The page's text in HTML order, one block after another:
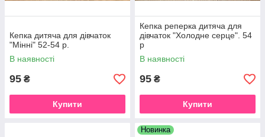
Кепка дитяча для дівчаток
"Мінні" 52-54 р.
В наявності
95 ₴
Купити
Кепка реперка дитяча для
дівчаток "Холодне серце". 54
р
В наявності
95 ₴
Купити
Новинка